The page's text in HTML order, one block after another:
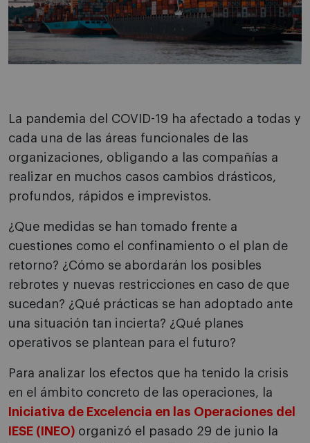
La pandemia del COVID-19 ha afectado a todas y
cada una de las áreas funcionales de las
organizaciones, obligando a las compañías a
realizar en muchos casos cambios drásticos,
profundos, rápidos e imprevistos.
¿Que medidas se han tomado frente a
cuestiones como el confinamiento o el plan de
retorno? ¿Cómo se abordarán los posibles
rebrotes y nuevas restricciones en caso de que
sucedan? ¿Qué prácticas se han adoptado ante
una situación tan incierta? ¿Qué planes
operativos se plantean para el futuro?
Para analizar los efectos que ha tenido la crisis
en el ámbito concreto de las operaciones, la
Iniciativa de Excelencia en las Operaciones del
IESE (INEO) organizó el pasado 29 de junio la